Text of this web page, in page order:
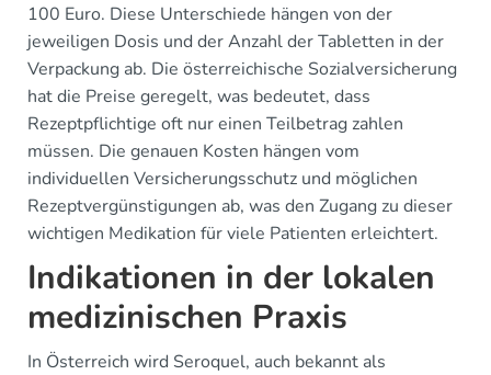
100 Euro. Diese Unterschiede hängen von der
jeweiligen Dosis und der Anzahl der Tabletten in der
Verpackung ab. Die österreichische Sozialversicherung
hat die Preise geregelt, was bedeutet, dass
Rezeptpflichtige oft nur einen Teilbetrag zahlen
müssen. Die genauen Kosten hängen vom
individuellen Versicherungsschutz und möglichen
Rezeptvergünstigungen ab, was den Zugang zu dieser
wichtigen Medikation für viele Patienten erleichtert.
Indikationen in der lokalen
medizinischen Praxis
In Österreich wird Seroquel, auch bekannt als